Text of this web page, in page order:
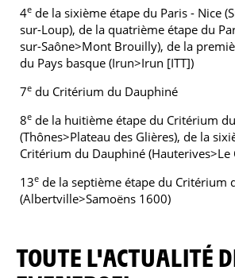
4e de la sixième étape du Paris - Nice
sur-Loup), de la quatrième étape du
sur-Saône>Mont Brouilly), de la
du Pays basque (Irun>Irun [ITT])
7e du Critérium du Dauphiné
8e de la huitième étape du Critérium
(Thônes>Plateau des Glières), de la
Critérium du Dauphiné (Hauterives>Le
13e de la septième étape du Critérium
(Albertville>Samoëns 1600)
TOUTE L'ACTUALITÉ DE R.